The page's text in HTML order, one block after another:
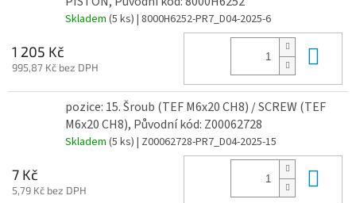
Skladem (5 ks) | 8000H6252-PR7_D04-2025-6
1 205 Kč
995,87 Kč bez DPH
pozice: 15. Šroub (TEF M6x20 CH8) / SCREW (TEF
M6x20 CH8), Původní kód: Z00062728
Skladem (5 ks) | Z00062728-PR7_D04-2025-15
7 Kč
5,79 Kč bez DPH